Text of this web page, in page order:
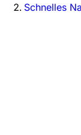
Schnelles